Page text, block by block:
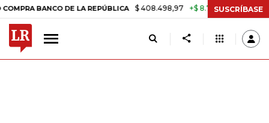
DE LA REPÚBLICA $ 408.498,97 +$ 8.753,81 +2,19% TASA
SUSCRÍBASE